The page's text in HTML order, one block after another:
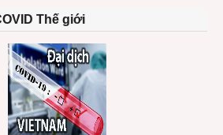
Thế giới